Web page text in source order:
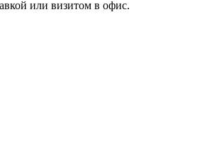
или визитом в офис.